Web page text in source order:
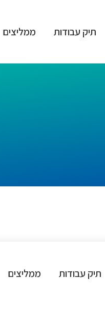
תיק עבודות ממליצים
תיק עבודות ממליצים